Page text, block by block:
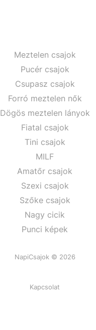
Meztelen csajok
Pucér csajok
Csupasz csajok
Forró meztelen nők
Dögös meztelen lányok
Fiatal csajok
Tini csajok
MILF
Amatőr csajok
Szexi csajok
Szőke csajok
Nagy cicik
Punci képek
NapiCsajok © 2026
Kapcsolat